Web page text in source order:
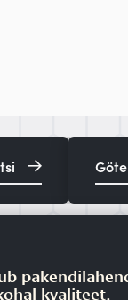
kvaliteet,